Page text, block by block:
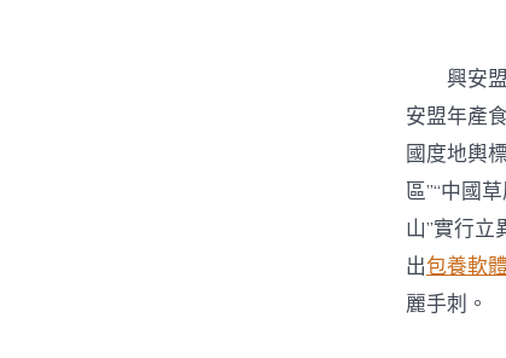
興安
安盟年產
國度地輿
區”“中國
山”實行立
出包養軟體
麗手刺。